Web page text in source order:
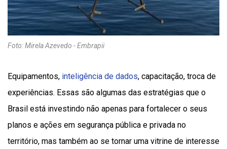
Foto: Mirela Azevedo - Embrapii
Equipamentos, inteligência de dados, capacitação, troca de
experiências. Essas são algumas das estratégias que o
Brasil está investindo não apenas para fortalecer o seus
planos e ações em segurança pública e privada no
território, mas também ao se tornar uma vitrine de interesse